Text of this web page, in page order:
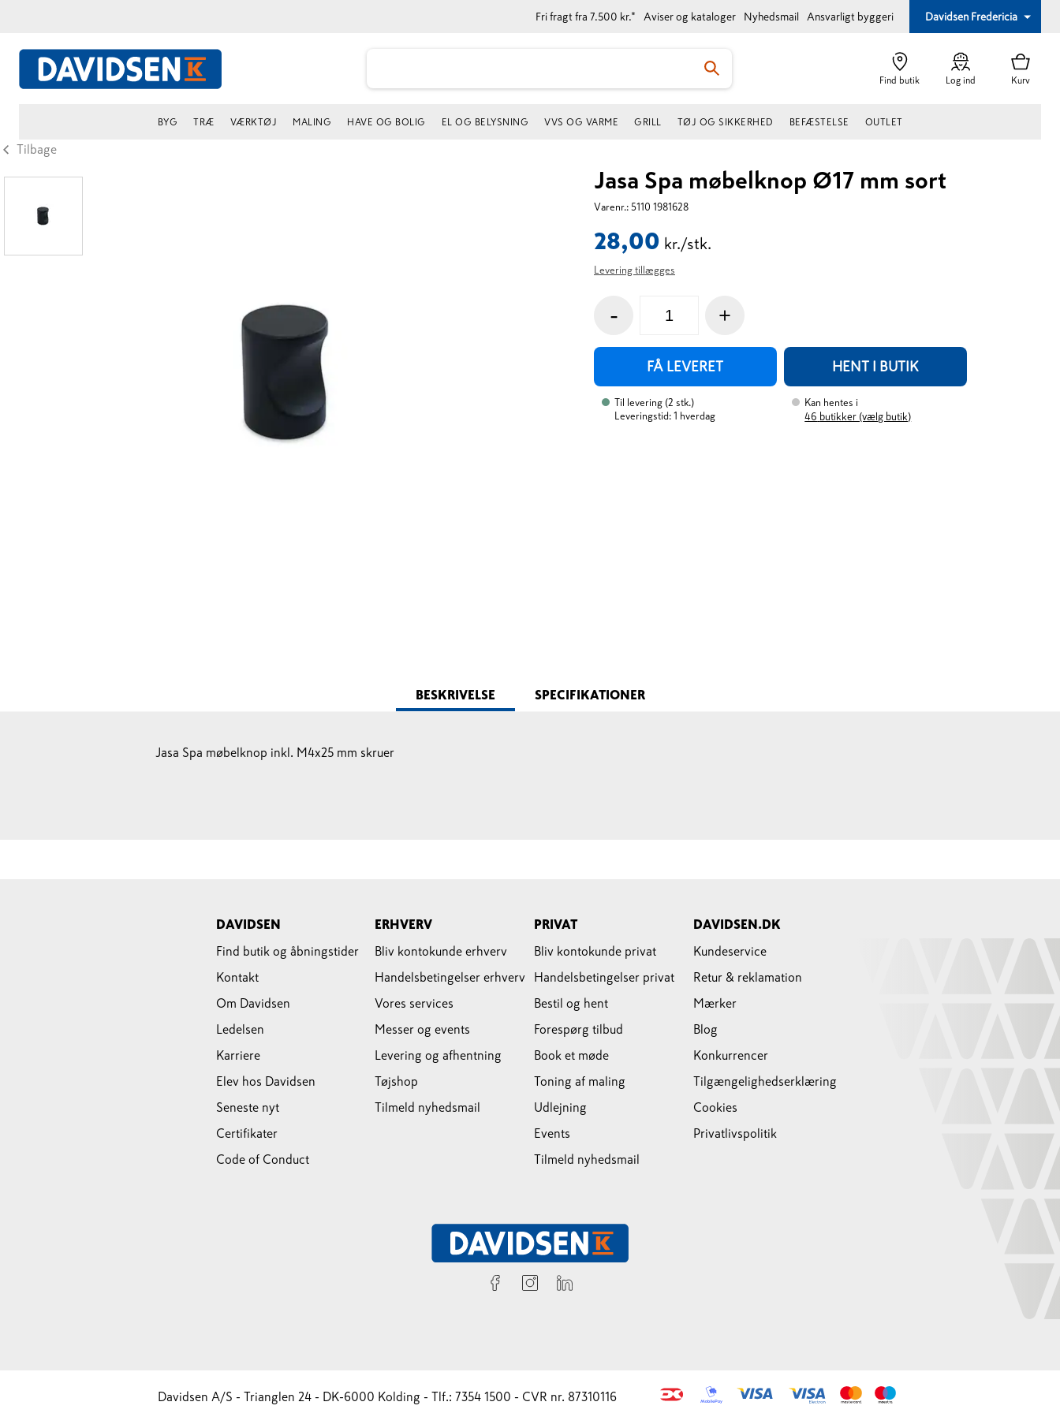
Fri fragt fra 7.500 kr.* Aviser og kataloger Nyhedsmail Ansvarligt byggeri Davidsen Fredericia
Find butik Log ind Kurv
BYG TRÆ VÆRKTØJ MALING HAVE OG BOLIG EL OG BELYSNING VVS OG VARME GRILL TØJ OG SIKKERHED BEFÆSTELSE OUTLET
Tilbage
Jasa Spa møbelknop Ø17 mm sort
Varenr.: 5110 1981628
28,00 kr./stk.
Levering tillægges
- +
FÅ LEVERET HENT I BUTIK
Til levering (2 stk.)
Leveringstid: 1 hverdag
Kan hentes i
46 butikker (vælg butik)
BESKRIVELSE SPECIFIKATIONER
Jasa Spa møbelknop inkl. M4x25 mm skruer
DAVIDSEN
Find butik og åbningstider
Kontakt
Om Davidsen
Ledelsen
Karriere
Elev hos Davidsen
Seneste nyt
Certifikater
Code of Conduct
ERHVERV
Bliv kontokunde erhverv
Handelsbetingelser erhverv
Vores services
Messer og events
Levering og afhentning
Tøjshop
Tilmeld nyhedsmail
PRIVAT
Bliv kontokunde privat
Handelsbetingelser privat
Bestil og hent
Forespørg tilbud
Book et møde
Toning af maling
Udlejning
Events
Tilmeld nyhedsmail
DAVIDSEN.DK
Kundeservice
Retur & reklamation
Mærker
Blog
Konkurrencer
Tilgængelighedserklæring
Cookies
Privatlivspolitik
Davidsen A/S - Trianglen 24 - DK-6000 Kolding - Tlf.: 7354 1500 - CVR nr. 87310116